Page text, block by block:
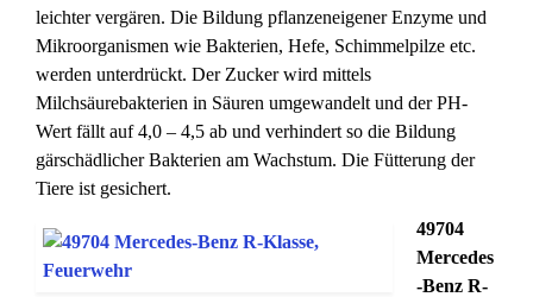
leichter vergären. Die Bildung pflanzeneigener Enzyme und
Mikroorganismen wie Bakterien, Hefe, Schimmelpilze etc.
werden unterdrückt. Der Zucker wird mittels
Milchsäurebakterien in Säuren umgewandelt und der PH-
Wert fällt auf 4,0 – 4,5 ab und verhindert so die Bildung
gärschädlicher Bakterien am Wachstum. Die Fütterung der
Tiere ist gesichert.
49704
Mercedes
-Benz R-